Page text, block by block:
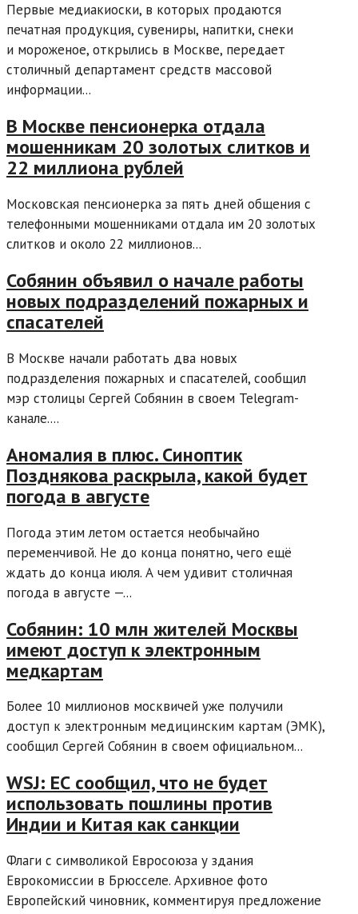
Первые медиакиоски, в которых продаются
печатная продукция, сувениры, напитки, снеки
и мороженое, открылись в Москве, передает
столичный департамент средств массовой
информации...
В Москве пенсионерка отдала
мошенникам 20 золотых слитков и
22 миллиона рублей
Московская пенсионерка за пять дней общения с
телефонными мошенниками отдала им 20 золотых
слитков и около 22 миллионов...
Собянин объявил о начале работы
новых подразделений пожарных и
спасателей
В Москве начали работать два новых
подразделения пожарных и спасателей, сообщил
мэр столицы Сергей Собянин в своем Telegram-
канале....
Аномалия в плюс. Синоптик
Позднякова раскрыла, какой будет
погода в августе
Погода этим летом остается необычайно
переменчивой. Не до конца понятно, чего ещё
ждать до конца июля. А чем удивит столичная
погода в августе —...
Собянин: 10 млн жителей Москвы
имеют доступ к электронным
медкартам
Более 10 миллионов москвичей уже получили
доступ к электронным медицинским картам (ЭМК),
сообщил Сергей Собянин в своем официальном...
WSJ: ЕС сообщил, что не будет
использовать пошлины против
Индии и Китая как санкции
Флаги с символикой Евросоюза у здания
Еврокомиссии в Брюсселе. Архивное фото
Европейский чиновник, комментируя предложение